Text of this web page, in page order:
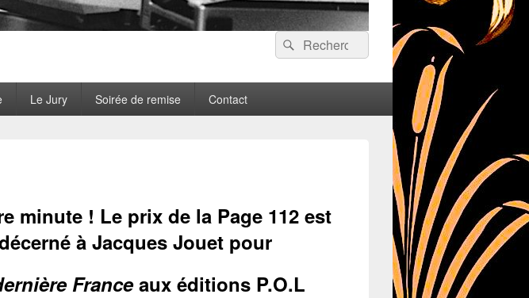
Recherche :
Rechercher
Le Jury Soirée de remise Contact
minute ! Le prix de la Page 112 est
à Jacques Jouet pour
Franceaux éditions P.O.L